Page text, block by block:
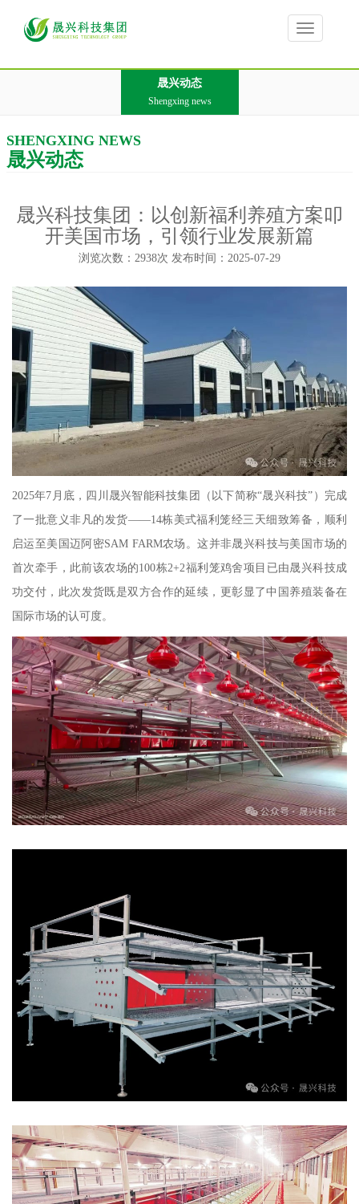
Toggle
晟兴动态
Shengxing news
SHENGXING NEWS
晟兴动态
晟兴科技集团：以创新福利养殖方案叩
开美国市场，引领行业发展新篇
浏览次数：2938次 发布时间：2025-07-29
2025年7月底，四川晟兴智能科技集团（以下简称“晟兴科技”）完成
了一批意义非凡的发货——14栋美式福利笼经三天细致筹备，顺利
启运至美国迈阿密SAM FARM农场。这并非晟兴科技与美国市场的
首次牵手，此前该农场的100栋2+2福利笼鸡舍项目已由晟兴科技成
功交付，此次发货既是双方合作的延续，更彰显了中国养殖装备在
国际市场的认可度。